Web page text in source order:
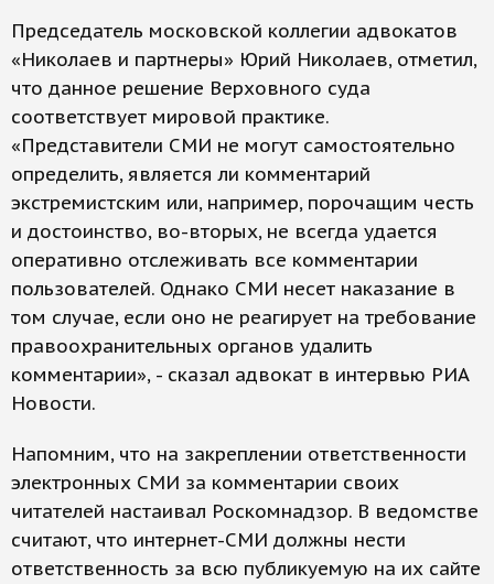
Председатель московской коллегии адвокатов
«Николаев и партнеры» Юрий Николаев, отметил,
что данное решение Верховного суда
соответствует мировой практике.
«Представители СМИ не могут самостоятельно
определить, является ли комментарий
экстремистским или, например, порочащим честь
и достоинство, во-вторых, не всегда удается
оперативно отслеживать все комментарии
пользователей. Однако СМИ несет наказание в
том случае, если оно не реагирует на требование
правоохранительных органов удалить
комментарии», - сказал адвокат в интервью РИА
Новости.
Напомним, что на закреплении ответственности
электронных СМИ за комментарии своих
читателей настаивал Роскомнадзор. В ведомстве
считают, что интернет-СМИ должны нести
ответственность за всю публикуемую на их сайте